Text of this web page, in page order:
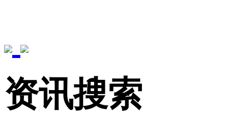
资讯搜索